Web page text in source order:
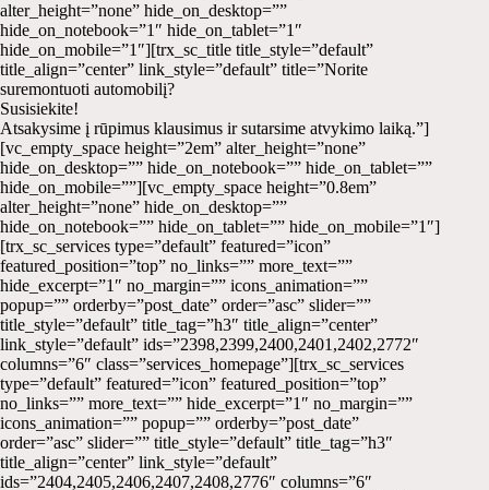
alter_height=”none” hide_on_desktop=””
hide_on_notebook=”1″ hide_on_tablet=”1″
hide_on_mobile=”1″][trx_sc_title title_style=”default”
title_align=”center” link_style=”default” title=”Norite
suremontuoti automobilį?
Susisiekite!
Atsakysime į rūpimus klausimus ir sutarsime atvykimo laiką.”]
[vc_empty_space height=”2em” alter_height=”none”
hide_on_desktop=”” hide_on_notebook=”” hide_on_tablet=””
hide_on_mobile=””][vc_empty_space height=”0.8em”
alter_height=”none” hide_on_desktop=””
hide_on_notebook=”” hide_on_tablet=”” hide_on_mobile=”1″]
[trx_sc_services type=”default” featured=”icon”
featured_position=”top” no_links=”” more_text=””
hide_excerpt=”1″ no_margin=”” icons_animation=””
popup=”” orderby=”post_date” order=”asc” slider=””
title_style=”default” title_tag=”h3″ title_align=”center”
link_style=”default” ids=”2398,2399,2400,2401,2402,2772″
columns=”6″ class=”services_homepage”][trx_sc_services
type=”default” featured=”icon” featured_position=”top”
no_links=”” more_text=”” hide_excerpt=”1″ no_margin=””
icons_animation=”” popup=”” orderby=”post_date”
order=”asc” slider=”” title_style=”default” title_tag=”h3″
title_align=”center” link_style=”default”
ids=”2404,2405,2406,2407,2408,2776″ columns=”6″